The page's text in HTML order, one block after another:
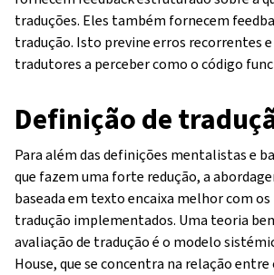
traduções. Eles também fornecem
tradução. Isto previne erros recorrentes e
tradutores a perceber como o código
Definição de
Para além das definições mentalistas e
que fazem uma forte redução, a
baseada em texto encaixa melhor com
tradução implementados. Uma teoria
avaliação de tradução é o modelo
House, que se concentra na relação